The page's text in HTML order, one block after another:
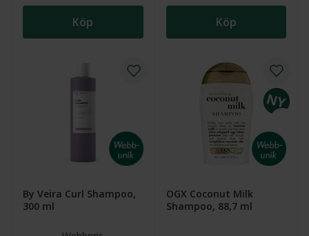
Köp Köp
By Veira Curl Shampoo,
300 ml
OGX Coconut Milk
Shampoo, 88,7 ml